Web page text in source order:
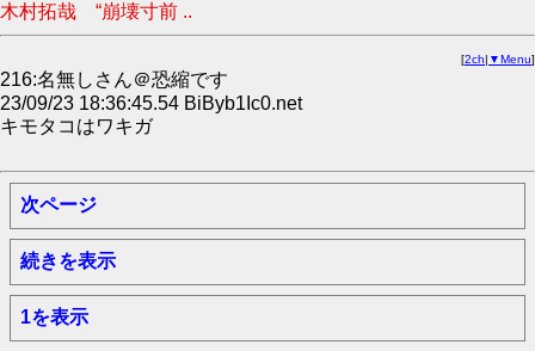
木村拓哉 “崩壊寸前 ..
[2ch| ▼Menu]
216:名無しさん＠恐縮です
23/09/23 18:36:45.54 BiByb1Ic0.net
キモタコはワキガ
次ページ
続きを表示
1を表示